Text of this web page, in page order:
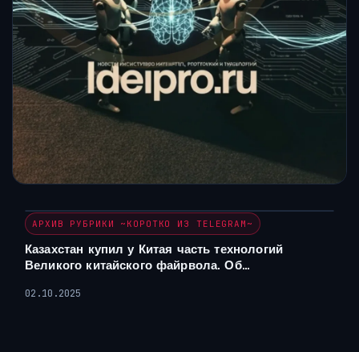
АРХИВ РУБРИКИ ~КОРОТКО ИЗ TELEGRAM~
Казахстан купил у Китая часть технологий
Великого китайского файрвола. Об…
02.10.2025